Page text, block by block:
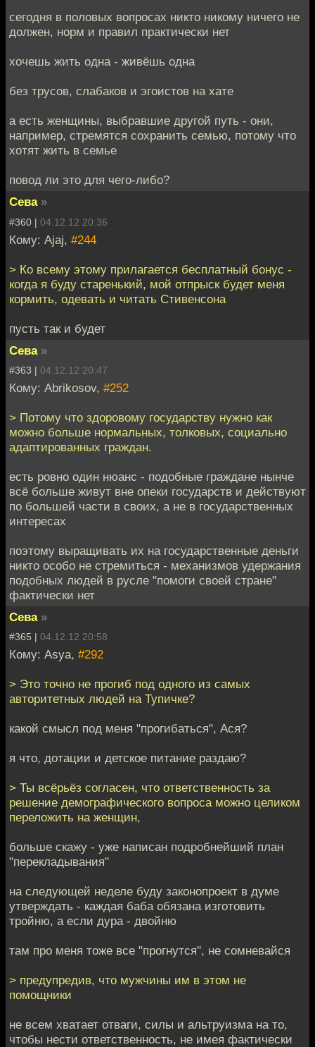
сегодня в половых вопросах никто никому ничего не
должен, норм и правил практически нет
хочешь жить одна - живёшь одна
без трусов, слабаков и эгоистов на хате
а есть женщины, выбравшие другой путь - они,
например, стремятся сохранить семью, потому что
хотят жить в семье
повод ли это для чего-либо?
Сева »
#360 | 04.12.12 20:36
Кому: Ajaj, #244
> Ко всему этому прилагается бесплатный бонус -
когда я буду старенький, мой отпрыск будет меня
кормить, одевать и читать Стивенсона
пусть так и будет
Сева »
#363 | 04.12.12 20:47
Кому: Abrikosov, #252
> Потому что здоровому государству нужно как
можно больше нормальных, толковых, социально
адаптированных граждан.
есть ровно один нюанс - подобные граждане нынче
всё больше живут вне опеки государств и действуют
по большей части в своих, а не в государственных
интересах
поэтому выращивать их на государственные деньги
никто особо не стремиться - механизмов удержания
подобных людей в русле "помоги своей стране"
фактически нет
Сева »
#365 | 04.12.12 20:58
Кому: Asya, #292
> Это точно не прогиб под одного из самых
авторитетных людей на Тупичке?
какой смысл под меня "прогибаться", Ася?
я что, дотации и детское питание раздаю?
> Ты всёрьёз согласен, что ответственность за
решение демографического вопроса можно целиком
переложить на женщин,
больше скажу - уже написан подробнейший план
"перекладывания"
на следующей неделе буду законопроект в думе
утверждать - каждая баба обязана изготовить
тройню, а если дура - двойню
там про меня тоже все "прогнутся", не сомневайся
> предупредив, что мужчины им в этом не
помощники
не всем хватает отваги, силы и альтруизма на то,
чтобы нести ответственность, не имея фактически